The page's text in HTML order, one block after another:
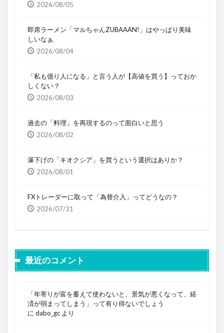
2026/08/05
即席ラーメン「マルちゃんZUBAAAN!」はやっぱり美味
しいなぁ
2026/08/04
「私も億り人になる」と言う人が【高値を買う】っておか
しくない？
2026/08/03
過去の「料理」を再現するのって面白いと思う
2026/08/02
瀑下げの「キオクシア」を買うという選択はありか？
2026/08/01
FXトレーダーに取って「為替介入」ってどうなの？
2026/07/31
最近のコメント
「年寄りが富を蓄えて使わないと、景気が悪くなって、経
済が弱まってしまう」って有り得ないでしょう
に dabo_gc より